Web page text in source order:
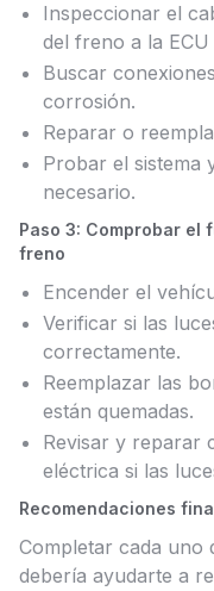
Inspeccionar el
del freno a la
Buscar
corrosión.
Reparar o
Probar el sistema
necesario.
Paso 3: Comprobar el
freno
Encender el
Verificar si las
correctamente.
Reemplazar las
están quemadas.
Revisar y reparar
eléctrica si las
Recomendaciones
Completar cada uno
debería ayudarte a